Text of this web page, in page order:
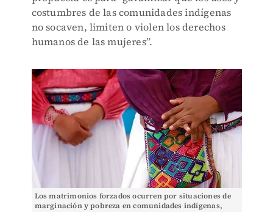
costumbres de las comunidades indígenas
no socaven, limiten o violen los derechos
humanos de las mujeres”.
Los matrimonios forzados ocurren por situaciones de
marginación y pobreza en comunidades indígenas,